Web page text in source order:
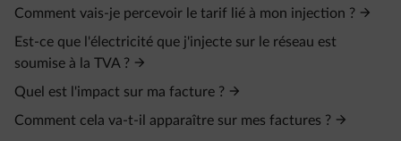
Comment vais-je percevoir le tarif lié à mon injection ?
Est-ce que l'électricité que j'injecte sur le réseau est
soumise à la TVA ?
Quel est l'impact sur ma facture ?
Comment cela va-t-il apparaître sur mes factures ?